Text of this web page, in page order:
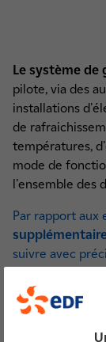
Le système
pilote, via des
installations
de
températures,
mode de
l'ensemble des
Par rapport aux
suivre avec
d'électricité,
compteurs d'eau.